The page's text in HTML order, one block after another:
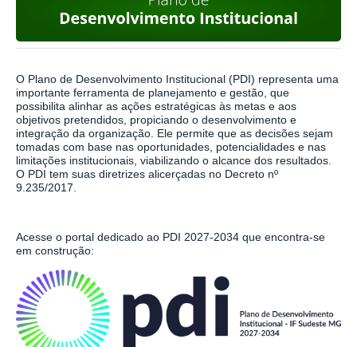
O Plano de Desenvolvimento Institucional (PDI) representa uma
importante ferramenta de planejamento e gestão, que
possibilita alinhar as ações estratégicas às metas e aos
objetivos pretendidos, propiciando o desenvolvimento e
integração da organização. Ele permite que as decisões sejam
tomadas com base nas oportunidades, potencialidades e nas
limitações institucionais, viabilizando o alcance dos resultados.
O PDI tem suas diretrizes alicerçadas no Decreto nº
9.235/2017.
Acesse o portal dedicado ao PDI 2027-2034 que encontra-se
em construção: